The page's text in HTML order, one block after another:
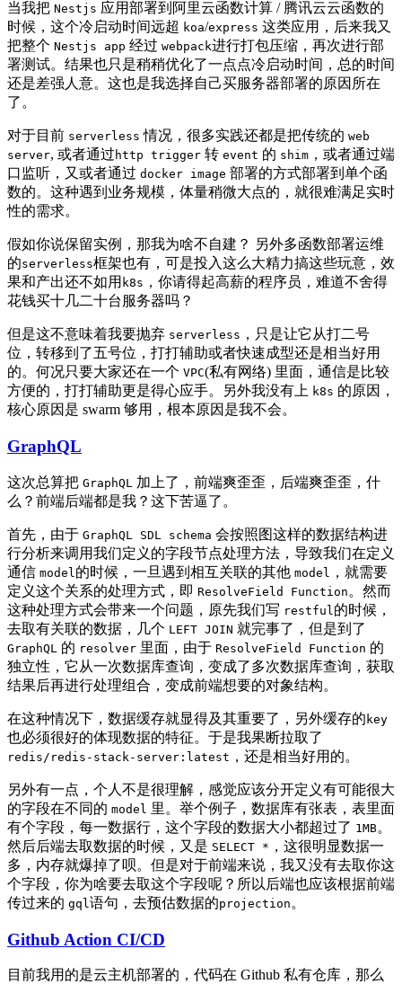
当我把 Nestjs 应用部署到阿里云函数计算 / 腾讯云云函数的
时候，这个冷启动时间远超 koa/express 这类应用，后来我又
把整个 Nestjs app 经过 webpack进行打包压缩，再次进行部
署测试。结果也只是稍稍优化了一点点冷启动时间，总的时间
还是差强人意。这也是我选择自己买服务器部署的原因所在
了。
对于目前 serverless 情况，很多实践还都是把传统的 web
server, 或者通过 http trigger 转 event 的 shim ，或者通过端
口监听，又或者通过 docker image 部署的方式部署到单个函
数的。这种遇到业务规模，体量稍微大点的，就很难满足实时
性的需求。
假如你说保留实例，那我为啥不自建？ 另外多函数部署运维
的serverless框架也有，可是投入这么大精力搞这些玩意，效
果和产出还不如用 k8s ，你请得起高薪的程序员，难道不舍得
花钱买十几二十台服务器吗？
但是这不意味着我要抛弃 serverless ，只是让它从打二号
位，转移到了五号位，打打辅助或者快速成型还是相当好用
的。何况只要大家还在一个 VPC(私有网络) 里面，通信是比较
方便的，打打辅助更是得心应手。另外我没有上 k8s 的原因，
核心原因是 swarm 够用，根本原因是我不会。
GraphQL
这次总算把 GraphQL
加上了，前端爽歪歪，后端爽歪歪，什
么？前端后端都是我？这下苦逼了。
首先，由于 GraphQL SDL schema 会按照图这样的数据结构进
行分析来调用我们定义的字段节点处理方法，导致我们在定义
通信 model 的时候，一旦遇到相互关联的其他 model
，就需要
定义这个关系的处理方式，即 ResolveField Function 。然而
这种处理方式会带来一个问题，原先我们写 restful 的时候，
去取有关联的数据，几个 LEFT JOIN 就完事了，但是到了
GraphQL 的 resolver 里面，由于 ResolveField Function 的
独立性，它从一次数据库查询，变成了多次数据库查询，获取
结果后再进行处理组合，变成前端想要的对象结构。
在这种情况下，数据缓存就显得及其重要了，另外缓存的 key
也必须很好的体现数据的特征。于是我果断拉取了
redis/redis-stack-server:latest ，还是相当好用的。
另外有一点，个人不是很理解，感觉应该分开定义有可能很大
的字段在不同的 model 里。举个例子，数据库有张表，表里面
有个字段，每一数据行，这个字段的数据大小都超过了 1MB。
然后后端去取数据的时候，又是 SELECT * ，这很明显数据一
多，内存就爆掉了呗。但是对于前端来说，我又没有去取你这
个字段，你为啥要去取这个字段呢？所以后端也应该根据前端
传过来的 gql 语句，去预估数据的projection 。
Github Action CI/CD
目前我用的是云主机部署的，代码在 Github 私有仓库，那么